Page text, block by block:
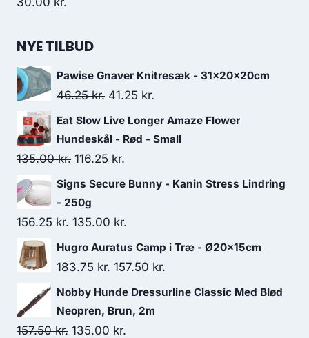
NYE TILBUD
Pawise Gnaver Knitresæk - 31x20x20cm
46.25kr. Den
oprindelige
pris
var:
46.25 kr..
41.25 kr.
aktuelle
pris
41.25 kr..
Eat Slow Live Longer Amaze Flower
Hundeskål - Rød - Small
135.00kr. Den
oprindelige
pris
var:
135.00 kr..
116.25 kr.
aktuelle
116.25 kr..
Signs Secure Bunny - Kanin Stress Lindring
- 250g
156.25kr. Den
oprindelige
pris
156.25 kr..
135.00 kr.
aktuelle
pris
135.00 kr..
Hugro Auratus Camp i Træ - Ø20x15cm
183.75kr. Den
oprindelige
pris
var:
157.50 kr.
aktuelle
Nobby Hunde Dressurline Classic Med Blød
Neopren, Brun, 2m
157.50kr. Den
135.00 kr.